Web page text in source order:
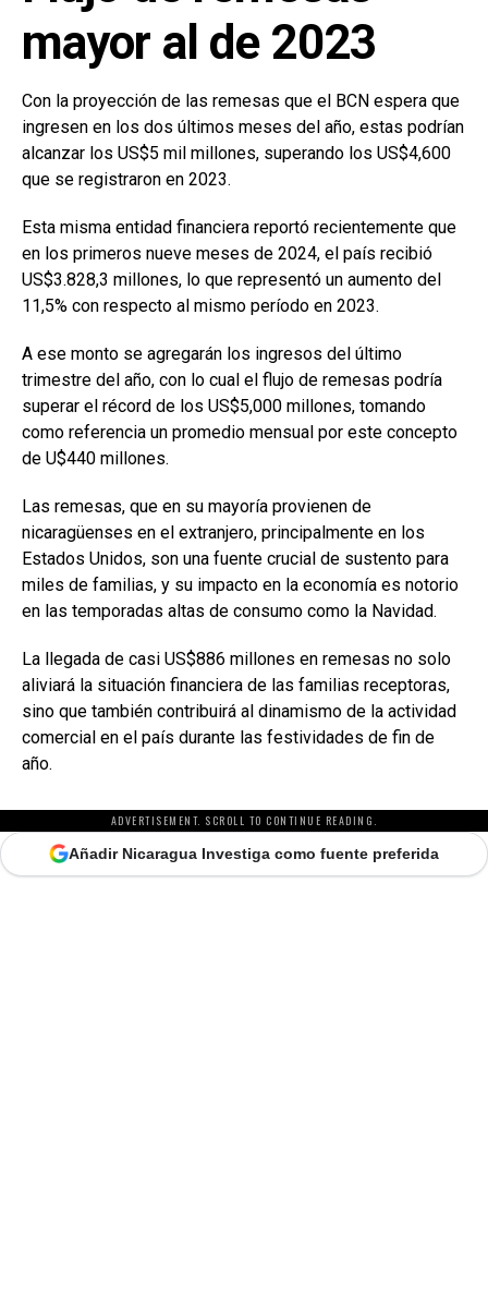
mayor al de 2023
Con la proyección de las remesas que el BCN espera que
ingresen en los dos últimos meses del año, estas podrían
alcanzar los US$5 mil millones, superando los US$4,600
que se registraron en 2023.
Esta misma entidad financiera reportó recientemente que
en los primeros nueve meses de 2024, el país recibió
US$3.828,3 millones, lo que representó un aumento del
11,5% con respecto al mismo período en 2023.
A ese monto se agregarán los ingresos del último
trimestre del año, con lo cual el flujo de remesas podría
superar el récord de los US$5,000 millones, tomando
como referencia un promedio mensual por este concepto
de U$440 millones.
Las remesas, que en su mayoría provienen de
nicaragüenses en el extranjero, principalmente en los
Estados Unidos, son una fuente crucial de sustento para
miles de familias, y su impacto en la economía es notorio
en las temporadas altas de consumo como la Navidad.
La llegada de casi US$886 millones en remesas no solo
aliviará la situación financiera de las familias receptoras,
sino que también contribuirá al dinamismo de la actividad
comercial en el país durante las festividades de fin de
año.
ADVERTISEMENT. SCROLL TO CONTINUE READING.
Añadir Nicaragua Investiga como fuente preferida